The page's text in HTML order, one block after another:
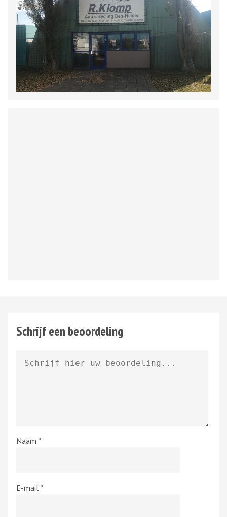
Schrijf een beoordeling
Naam *
E-mail *